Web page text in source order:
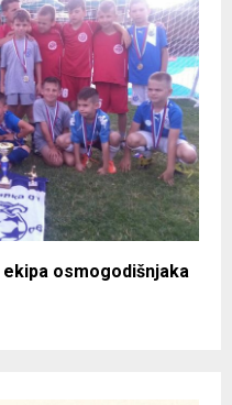
ekipa osmogodišnjaka